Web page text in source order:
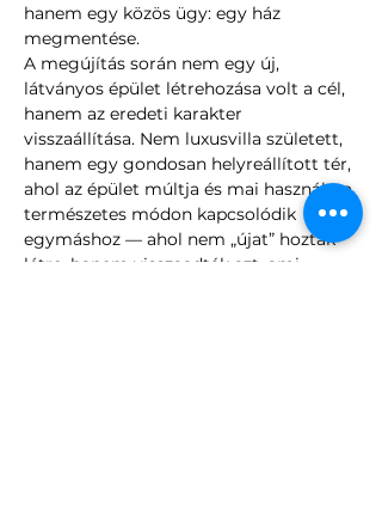
hanem egy közös ügy: egy ház
megmentése.
A megújítás során nem egy új,
látványos épület létrehozása volt a cél,
hanem az eredeti karakter
visszaállítása. Nem luxusvilla született,
hanem egy gondosan helyreállított tér,
ahol az épület múltja és mai használata
természetes módon kapcsolódik
egymáshoz — ahol nem „újat” hoztak
létre, hanem visszaadták azt, ami